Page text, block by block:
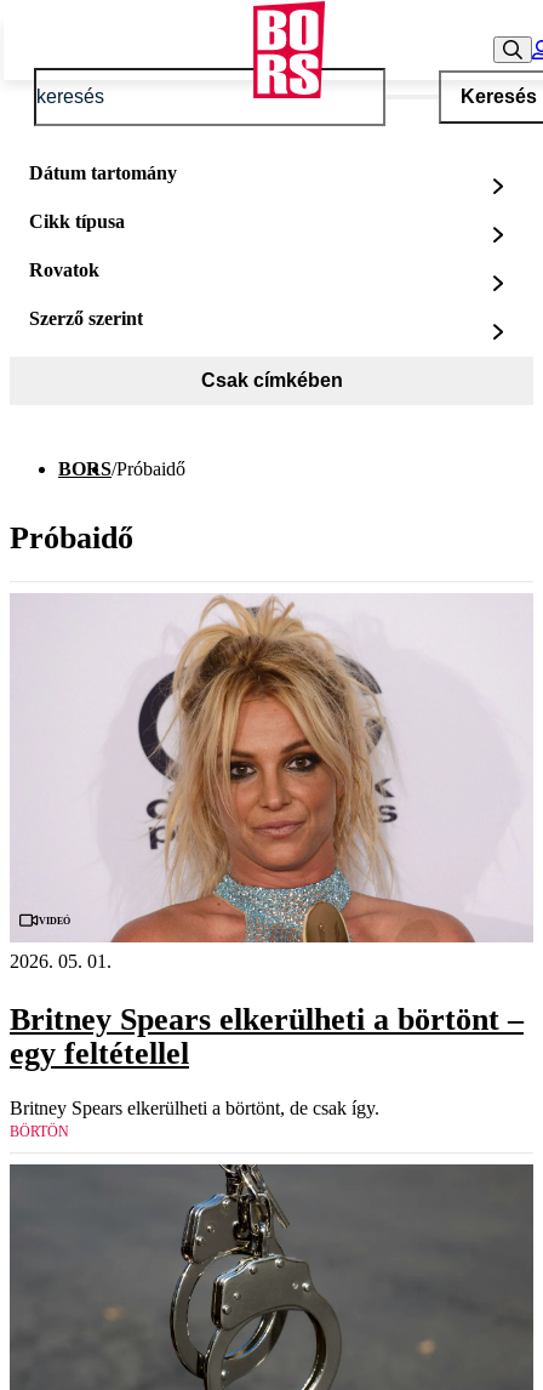
Keresés
Dátum tartomány
Cikk típusa
Rovatok
Szerző szerint
Csak címkében
BORS/Próbaidő
Próbaidő
Videó
2026. 05. 01.
Britney Spears elkerülheti a börtönt –
egy feltétellel
Britney Spears elkerülheti a börtönt, de csak így.
BÖRTÖN